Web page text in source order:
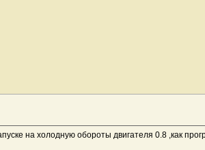
на холодную обороты двигателя 0.8 ,как